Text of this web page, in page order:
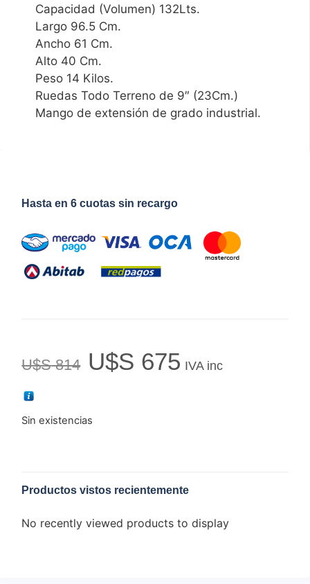
Capacidad (Volumen) 132Lts.
Largo 96.5 Cm.
Ancho 61 Cm.
Alto 40 Cm.
Peso 14 Kilos.
Ruedas Todo Terreno de 9″ (23Cm.)
Mango de extensión de grado industrial.
Hasta en 6 cuotas sin recargo
U$S814 U$S 675 IVA inc
Sin existencias
Productos vistos recientemente
No recently viewed products to display